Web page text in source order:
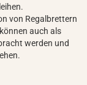
von Regalbrettern
auch als
werden und